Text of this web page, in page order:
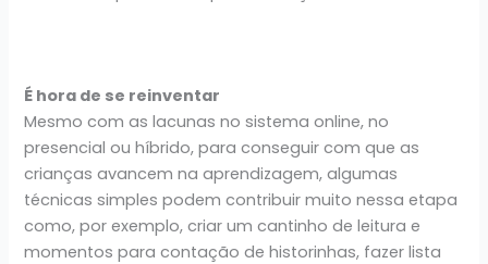
É hora de se reinventar
Mesmo com as lacunas no sistema online, no
presencial ou híbrido, para conseguir com que as
crianças avancem na aprendizagem, algumas
técnicas simples podem contribuir muito nessa etapa
como, por exemplo, criar um cantinho de leitura e
momentos para contação de historinhas, fazer lista